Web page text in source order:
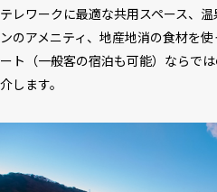
テレワークに最適な共用スペース、
ンのアメニティ、地産地消の食材を
ート（一般客の宿泊も可能）ならで
介します。